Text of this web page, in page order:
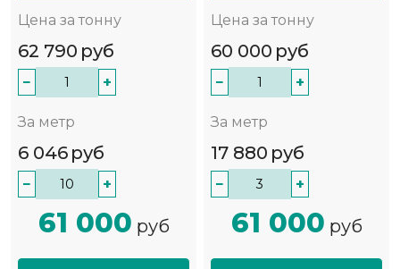
Цена за тонну
62 790 руб
− +
За метр
6 046 руб
− +
61 000 руб
Цена за тонну
60 000 руб
− +
За метр
17 880 руб
− +
61 000 руб